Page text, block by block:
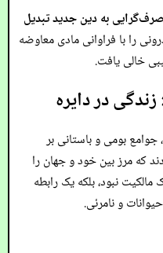
به دین جدید تبدیل
را با فراوانی مادی معاوضه
خالی یافت.
در دایره
بومی و باستانی بر
که مرز بین خود و جهان را
نبود، بلکه یک رابطه
و نامرئی.